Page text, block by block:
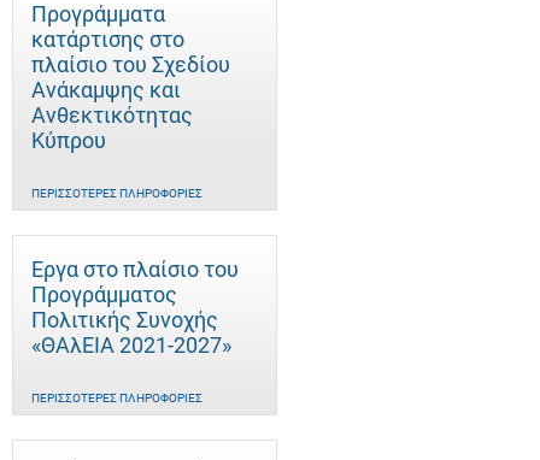
Προγράμματα
κατάρτισης στο
πλαίσιο του Σχεδίου
Ανάκαμψης και
Ανθεκτικότητας
Κύπρου
ΠΕΡΙΣΣΌΤΕΡΕΣ ΠΛΗΡΟΦΟΡΊΕΣ
Έργα στο πλαίσιο του
Προγράμματος
Πολιτικής Συνοχής
«ΘΑλΕΙΑ 2021-2027»
ΠΕΡΙΣΣΌΤΕΡΕΣ ΠΛΗΡΟΦΟΡΊΕΣ